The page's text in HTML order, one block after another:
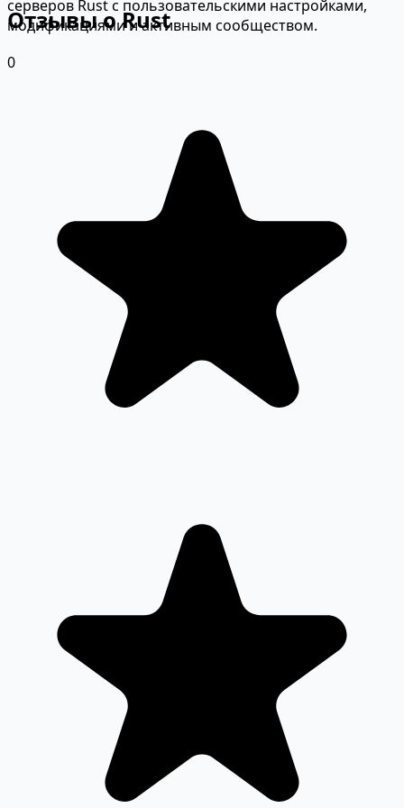
серверов Rust с пользовательскими настройками,
модификациями и активным сообществом.
Отзывы о Rust
0